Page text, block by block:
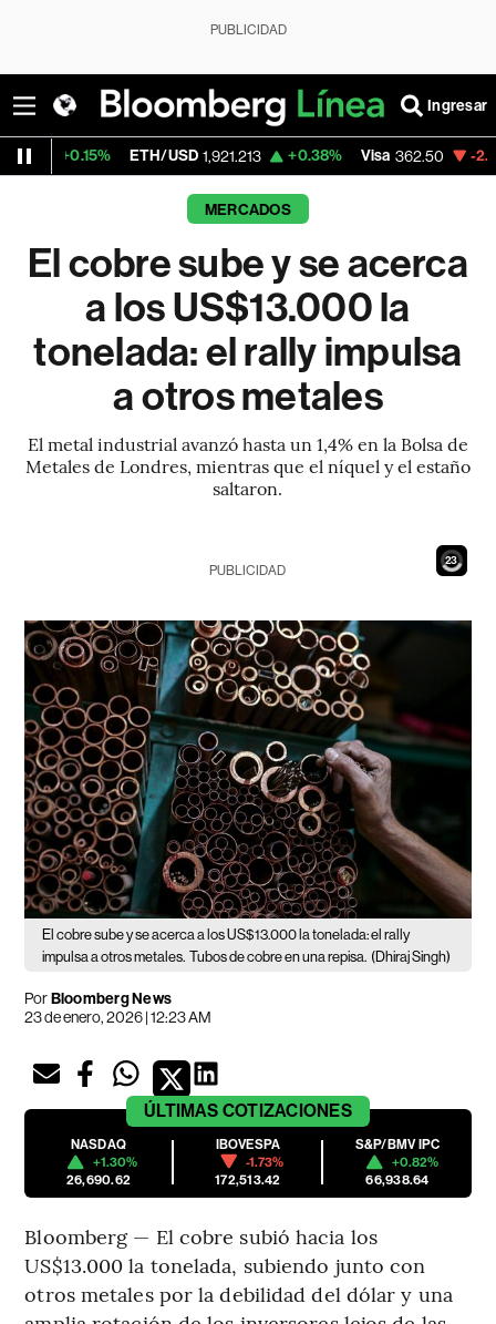
PUBLICIDAD
Ingresar
ETH/USD 1,921.213 +0.38% Visa 362.50 -2.15%
MERCADOS
El cobre sube y se acerca
a los US$13.000 la
tonelada: el rally impulsa
a otros metales
El metal industrial avanzó hasta un 1,4% en la Bolsa de
Metales de Londres, mientras que el níquel y el estaño
saltaron.
21
PUBLICIDAD
El cobre sube y se acerca a los US$13.000 la tonelada: el rally
impulsa a otros metales. Tubos de cobre en una repisa. (Dhiraj Singh)
PorBloomberg News
23 de enero, 2026 | 12:23 AM
ÚLTIMAS COTIZACIONES
NASDAQ
+1.30%
26,690.62
IBOVESPA
-1.73%
172,513.42
S&P/BMV IPC
+0.82%
66,938.64
Bloomberg — El cobre subió hacia los
US$13.000 la tonelada, subiendo junto con
otros metales por la debilidad del dólar y una